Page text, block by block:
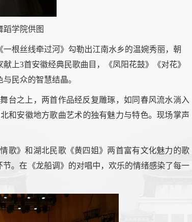
蹈学院供图
根丝线牵过河》勾勒出江南水乡的温婉秀丽，朝
上3首安徽经典民歌曲目，《凤阳花鼓》《对花》
民众的智慧结晶。
台之上，两首作品经反复雕琢，如同春风流水淌入
和安徽地方歌曲艺术的独有魅力与特色。现场掌声
歌》和湖北民歌《黄四姐》两首富有文化魅力的歌
。在《龙船调》的对唱中，欢乐的情绪感染了每一